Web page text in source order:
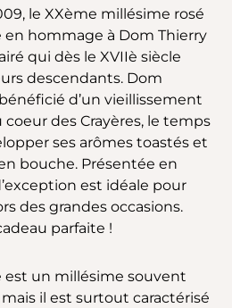
le XXème millésime rosé
hommage à Dom Thierry
qui dès le XVIIè siècle
descendants. Dom
d’un vieillissement
coeur des Crayères, le temps
ses arômes toastés et
bouche. Présentée en
est idéale pour
des grandes occasions.
parfaite !
est un millésime souvent
mais il est surtout caractérisé